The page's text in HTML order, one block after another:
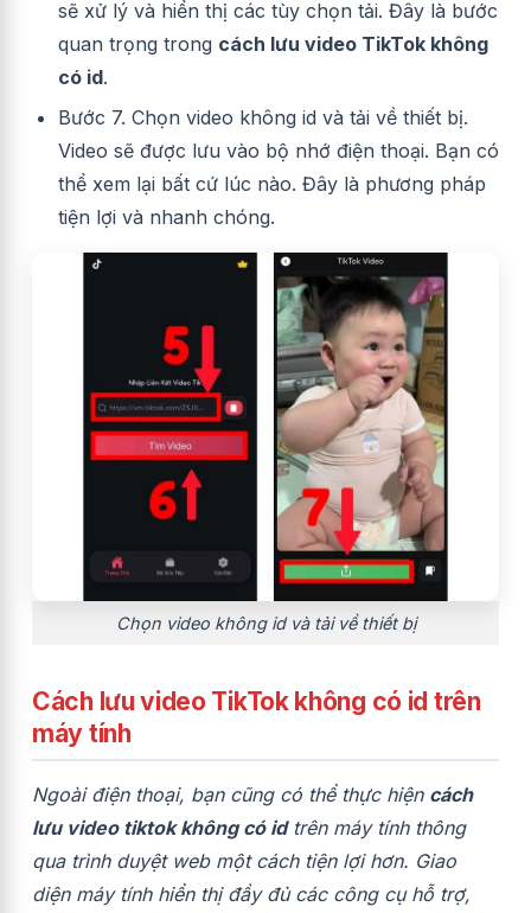
sẽ xử lý và hiển thị các tùy chọn tải. Đây là bước
quan trọng trong cách lưu video TikTok không
có id.
Bước 7. Chọn video không id và tải về thiết bị.
Video sẽ được lưu vào bộ nhớ điện thoại. Bạn có
thể xem lại bất cứ lúc nào. Đây là phương pháp
tiện lợi và nhanh chóng.
Chọn video không id và tải về thiết bị
Cách lưu video TikTok không có id trên
máy tính
Ngoài điện thoại, bạn cũng có thể thực hiện cách
lưu video tiktok không có idtrên máy tính thông
qua trình duyệt web một cách tiện lợi hơn. Giao
diện máy tính hiển thị đầy đủ các công cụ hỗ trợ,